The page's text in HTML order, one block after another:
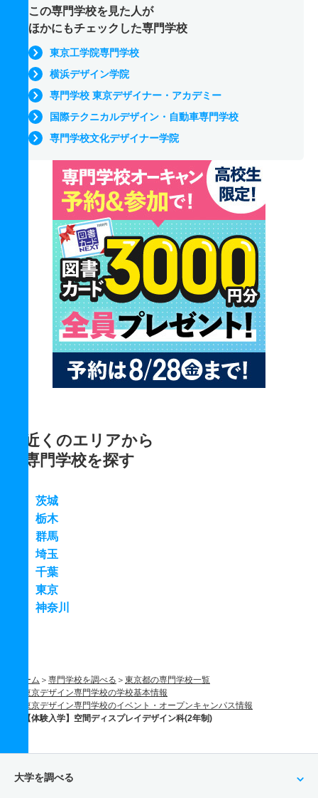
この専門学校を見た人が
ほかにもチェックした専門学校
東京工学院専門学校
横浜デザイン学院
専門学校 東京デザイナー・アカデミー
国際テクニカルデザイン・自動車専門学校
専門学校文化デザイナー学院
近くのエリアから
専門学校を探す
茨城
栃木
群馬
埼玉
千葉
東京
神奈川
ホーム 専門学校を調べる
東京都の専門学校一覧
東京デザイン専門学校の学校基本情報
東京デザイン専門学校のイベント・オープンキャンパス情報
【体験入学】空間ディスプレイデザイン科(2年制)
大学を調べる